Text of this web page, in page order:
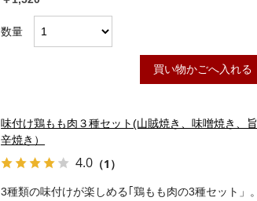
数量
買い物かごへ入れる
味付け鶏もも肉３種セット(山賊焼き、味噌焼き、旨
辛焼き）
4.0 （1）
3種類の味付けが楽しめる｢鶏もも肉の3種セット」。